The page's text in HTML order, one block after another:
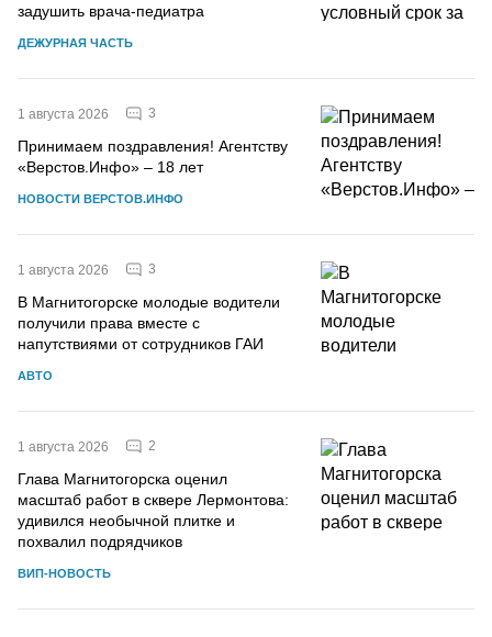
задушить врача-педиатра
ДЕЖУРНАЯ ЧАСТЬ
1 августа 2026 3
Принимаем поздравления! Агентству
«Верстов.Инфо» – 18 лет
НОВОСТИ ВЕРСТОВ.ИНФО
1 августа 2026 3
В Магнитогорске молодые водители
получили права вместе с
напутствиями от сотрудников ГАИ
АВТО
1 августа 2026 2
Глава Магнитогорска оценил
масштаб работ в сквере Лермонтова:
удивился необычной плитке и
похвалил подрядчиков
ВИП-НОВОСТЬ